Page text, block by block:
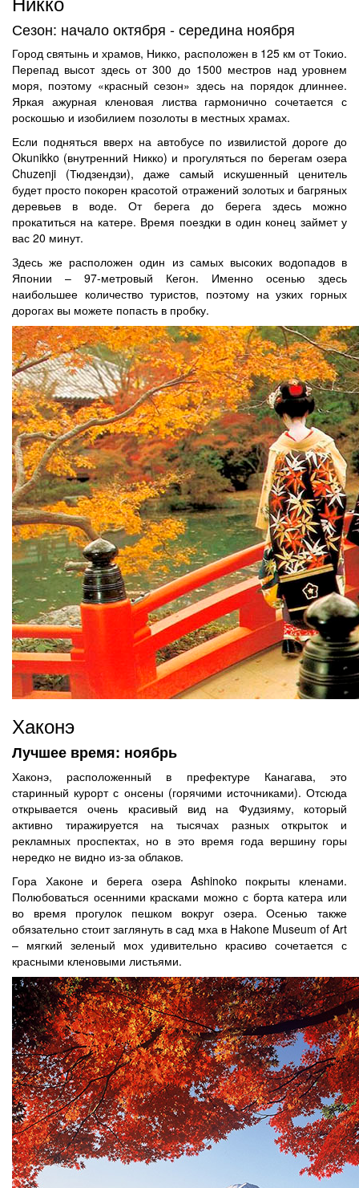
Сезон: начало октября - середина ноября
Город святынь и храмов, Никко, расположен в 125 км от Токио.
Перепад высот здесь от 300 до 1500 местров над уровнем
моря, поэтому «красный сезон» здесь на порядок длиннее.
Яркая ажурная кленовая листва гармонично сочетается с
роскошью и изобилием позолоты в местных храмах.
Если подняться вверх на автобусе по извилистой дороге до
Okunikko (внутренний Никко) и прогуляться по берегам озера
Chuzenji (Тюдзендзи), даже самый искушенный ценитель
будет просто покорен красотой отражений золотых и багряных
деревьев в воде. От берега до берега здесь можно
прокатиться на катере. Время поездки в один конец займет у
вас 20 минут.
Здесь же расположен один из самых высоких водопадов в
Японии – 97-метровый Кегон. Именно осенью здесь
наибольшее количество туристов, поэтому на узких горных
дорогах вы можете попасть в пробку.
Хаконэ
Лучшее время: ноябрь
Хаконэ, расположенный в префектуре Канагава, это
старинный курорт с онсены (горячими источниками). Отсюда
открывается очень красивый вид на Фудзияму, который
активно тиражируется на тысячах разных открыток и
рекламных проспектах, но в это время года вершину горы
нередко не видно из-за облаков.
Гора Хаконе и берега озера Ashinoko покрыты кленами.
Полюбоваться осенними красками можно с борта катера или
во время прогулок пешком вокруг озера. Осенью также
обязательно стоит заглянуть в сад мха в Hakone Museum of Art
– мягкий зеленый мох удивительно красиво сочетается с
красными кленовыми листьями.